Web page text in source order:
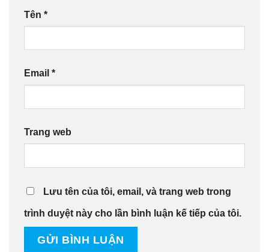
Tên *
Email *
Trang web
Lưu tên của tôi, email, và trang web trong
trình duyệt này cho lần bình luận kế tiếp của tôi.